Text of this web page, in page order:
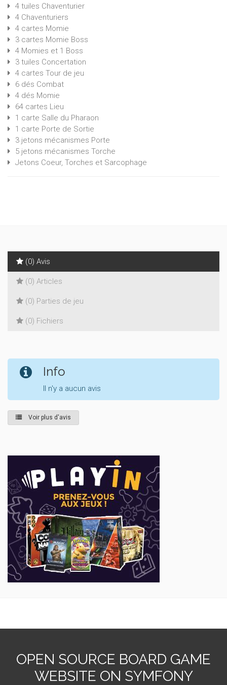
4 tuiles Chaventurier
4 Chaventuriers
4 cartes Momie
3 cartes Momie Boss
4 Momies et 1 Boss
3 tuiles Concertation
4 cartes Tour de jeu
6 dés Combat
4 dés Momie
64 cartes Lieu
1 carte Salle du Pharaon
1 carte Porte de Sortie
3 jetons mécanismes Porte
5 jetons mécanismes Torche
Jetons Coeur, Torches et Sarcophage
(0) Avis
(0) Articles
(0) Parties de jeu
(0) Fichiers
Info
Il n'y a aucun avis
Voir plus d'avis
OPEN SOURCE BOARD GAME
WEBSITE ON SYMFONY